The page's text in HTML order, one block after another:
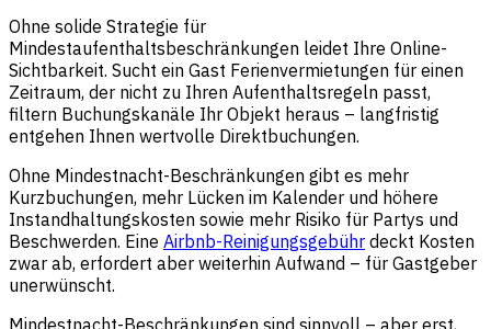
Ohne solide Strategie für
Mindestaufenthaltsbeschränkungen leidet Ihre Online-
Sichtbarkeit. Sucht ein Gast Ferienvermietungen für einen
Zeitraum, der nicht zu Ihren Aufenthaltsregeln passt,
filtern Buchungskanäle Ihr Objekt heraus – langfristig
entgehen Ihnen wertvolle Direktbuchungen.
Ohne Mindestnacht-Beschränkungen gibt es mehr
Kurzbuchungen, mehr Lücken im Kalender und höhere
Instandhaltungskosten sowie mehr Risiko für Partys und
Beschwerden. Eine Airbnb-Reinigungsgebühr deckt Kosten
zwar ab, erfordert aber weiterhin Aufwand – für Gastgeber
unerwünscht.